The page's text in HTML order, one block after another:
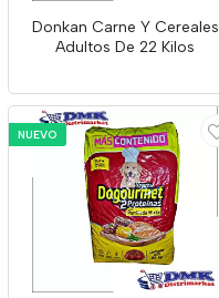
Donkan Carne Y Cereales
Adultos De 22 Kilos
NUEVO